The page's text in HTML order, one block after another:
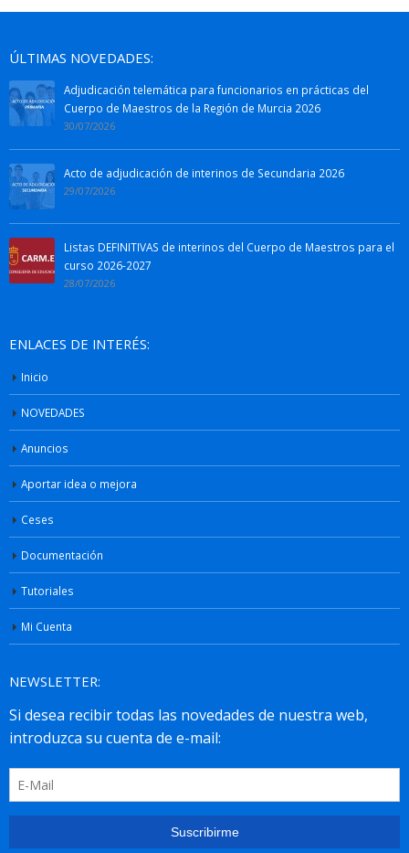
ÚLTIMAS NOVEDADES:
Adjudicación telemática para funcionarios en prácticas del
Cuerpo de Maestros de la Región de Murcia 2026
30/07/2026
Acto de adjudicación de interinos de Secundaria 2026
29/07/2026
Listas DEFINITIVAS de interinos del Cuerpo de Maestros para el
curso 2026-2027
28/07/2026
ENLACES DE INTERÉS:
Inicio
NOVEDADES
Anuncios
Aportar idea o mejora
Ceses
Documentación
Tutoriales
Mi Cuenta
NEWSLETTER: